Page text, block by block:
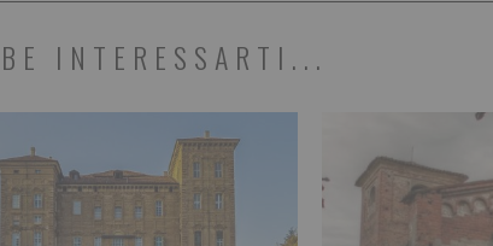
INTERESSARTI...